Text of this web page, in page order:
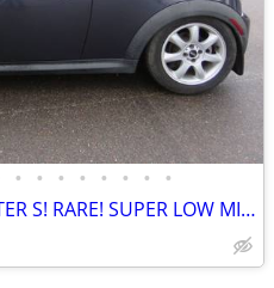
• • • • • • • •
2014 MINI COOPER ROADSTER S! RARE! SUPER LOW MILES! LOADED W/ OPTIONS!